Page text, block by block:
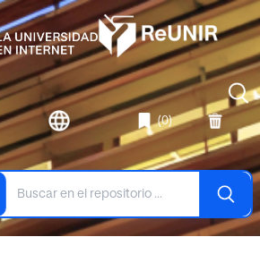
(0)